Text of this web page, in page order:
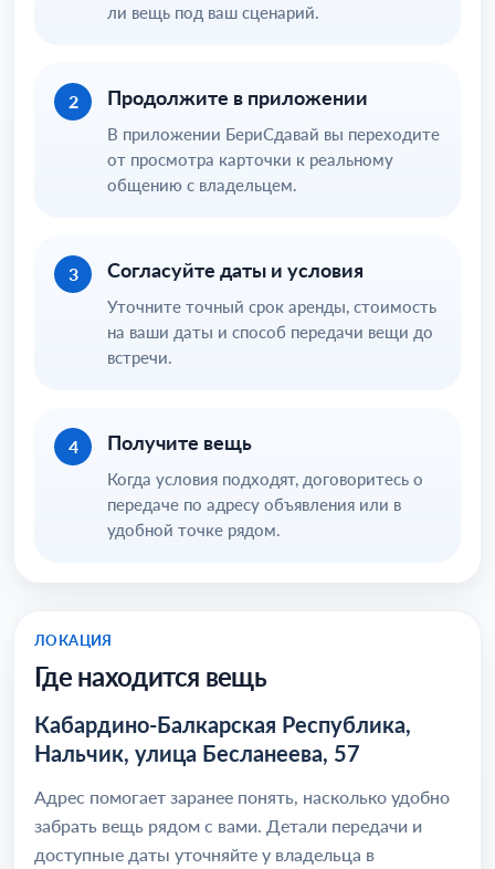
ли вещь под ваш сценарий.
2 Продолжите в приложении
В приложении БериСдавай вы переходите
от просмотра карточки к реальному
общению с владельцем.
3 Согласуйте даты и условия
Уточните точный срок аренды, стоимость
на ваши даты и способ передачи вещи до
встречи.
4 Получите вещь
Когда условия подходят, договоритесь о
передаче по адресу объявления или в
удобной точке рядом.
ЛОКАЦИЯ
Где находится вещь
Кабардино-Балкарская Республика,
Нальчик, улица Бесланеева, 57
Адрес помогает заранее понять, насколько удобно
забрать вещь рядом с вами. Детали передачи и
доступные даты уточняйте у владельца в